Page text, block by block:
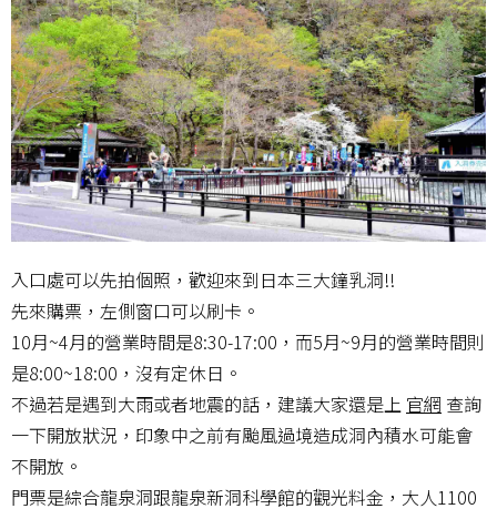
入口處可以先拍個照，歡迎來到日本三大鐘乳洞!!
先來購票，左側窗口可以刷卡。
10月~4月的營業時間是8:30-17:00，而5月~9月的營業時間則
是8:00~18:00，沒有定休日。
不過若是遇到大雨或者地震的話，建議大家還是上 官網 查詢
一下開放狀況，印象中之前有颱風過境造成洞內積水可能會
不開放。
門票是綜合龍泉洞跟龍泉新洞科學館的觀光料金，大人1100